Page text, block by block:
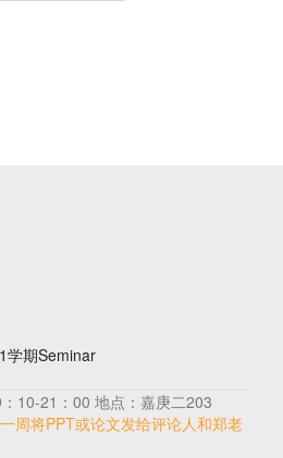
学期Seminar
10-21：00 地点：嘉庚二203
周将PPT或论文发给评论人和郑老